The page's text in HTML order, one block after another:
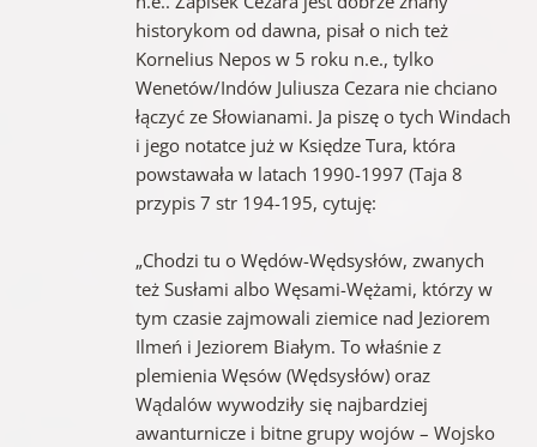
historykom od dawna, pisał o nich też
Kornelius Nepos w 5 roku n.e., tylko
Wenetów/Indów Juliusza Cezara nie chciano
łączyć ze Słowianami. Ja piszę o tych Windach
i jego notatce już w Księdze Tura, która
powstawała w latach 1990-1997 (Taja 8
przypis 7 str 194-195, cytuję:
„Chodzi tu o Wędów-Wędsysłów, zwanych
też Susłami albo Węsami-Wężami, którzy w
tym czasie zajmowali ziemice nad Jeziorem
Ilmeń i Jeziorem Białym. To właśnie z
plemienia Węsów (Wędsysłów) oraz
Wądalów wywodziły się najbardziej
awanturnicze i bitne grupy wojów – Wojsko